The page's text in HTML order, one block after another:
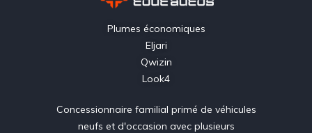
Plumes économiques
Eljari
Qwizin
Look4
Concessionnaire familial primé de véhicules
neufs et d'occasion avec plusieurs